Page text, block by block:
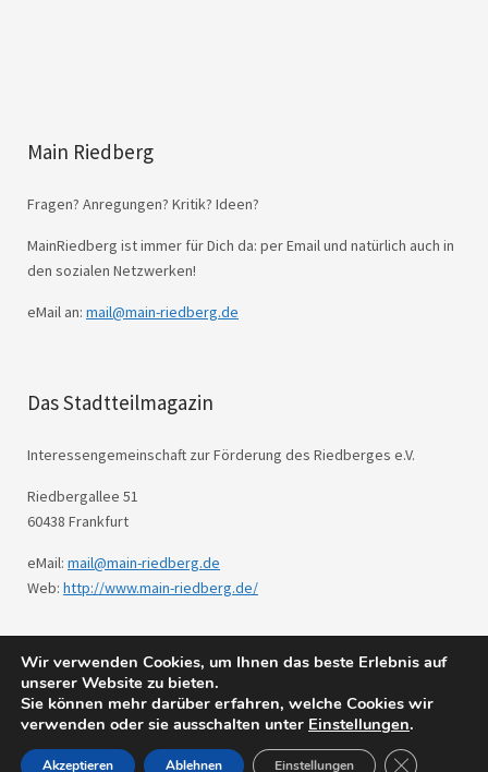
Main Riedberg
Fragen? Anregungen? Kritik? Ideen?
MainRiedberg ist immer für Dich da: per Email und natürlich auch in
den sozialen Netzwerken!
eMail an: mail@main-riedberg.de
Das Stadtteilmagazin
Interessengemeinschaft zur Förderung des Riedberges e.V.
Riedbergallee 51
60438 Frankfurt
eMail: mail@main-riedberg.de
Web: http://www.main-riedberg.de/
© 2026Main Riedberg.
Theme: Weta vonElmastudio.
Wir verwenden Cookies, um Ihnen das beste Erlebnis auf
unserer Website zu bieten.
Sie können mehr darüber erfahren, welche Cookies wir
verwenden oder sie ausschalten unter Einstellungen.
Akzeptieren Ablehnen Einstellungen GDPR